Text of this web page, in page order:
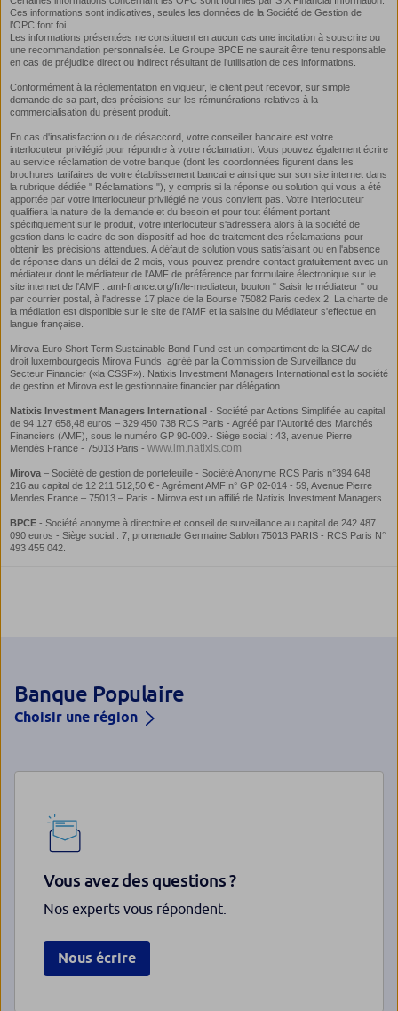
Banque Populaire
Choisir une région
Vous avez des questions ?
Nos experts vous répondent.
Nous écrire